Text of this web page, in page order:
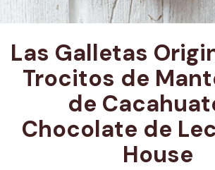
Las Galletas
Trocitos de
de
Chocolate de
House